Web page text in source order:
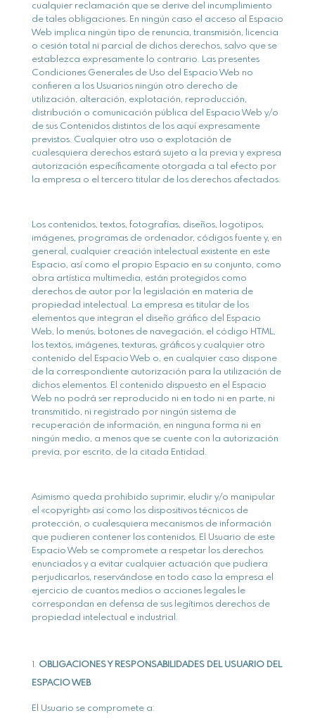
cualquier reclamación que se derive del incumplimiento
de tales obligaciones. En ningún caso el acceso al Espacio
Web implica ningún tipo de renuncia, transmisión, licencia
o cesión total ni parcial de dichos derechos, salvo que se
establezca expresamente lo contrario. Las presentes
Condiciones Generales de Uso del Espacio Web no
confieren a los Usuarios ningún otro derecho de
utilización, alteración, explotación, reproducción,
distribución o comunicación pública del Espacio Web y/o
de sus Contenidos distintos de los aquí expresamente
previstos. Cualquier otro uso o explotación de
cualesquiera derechos estará sujeto a la previa y expresa
autorización específicamente otorgada a tal efecto por
la empresa o el tercero titular de los derechos afectados.
Los contenidos, textos, fotografías, diseños, logotipos,
imágenes, programas de ordenador, códigos fuente y, en
general, cualquier creación intelectual existente en este
Espacio, así como el propio Espacio en su conjunto, como
obra artística multimedia, están protegidos como
derechos de autor por la legislación en materia de
propiedad intelectual. La empresa es titular de los
elementos que integran el diseño gráfico del Espacio
Web, lo menús, botones de navegación, el código HTML,
los textos, imágenes, texturas, gráficos y cualquier otro
contenido del Espacio Web o, en cualquier caso dispone
de la correspondiente autorización para la utilización de
dichos elementos. El contenido dispuesto en el Espacio
Web no podrá ser reproducido ni en todo ni en parte, ni
transmitido, ni registrado por ningún sistema de
recuperación de información, en ninguna forma ni en
ningún medio, a menos que se cuente con la autorización
previa, por escrito, de la citada Entidad.
Asimismo queda prohibido suprimir, eludir y/o manipular
el «copyright» así como los dispositivos técnicos de
protección, o cualesquiera mecanismos de información
que pudieren contener los contenidos. El Usuario de este
Espacio Web se compromete a respetar los derechos
enunciados y a evitar cualquier actuación que pudiera
perjudicarlos, reservándose en todo caso la empresa el
ejercicio de cuantos medios o acciones legales le
correspondan en defensa de sus legítimos derechos de
propiedad intelectual e industrial.
OBLIGACIONES Y RESPONSABILIDADES DEL USUARIO DEL
ESPACIO WEB
El Usuario se compromete a: